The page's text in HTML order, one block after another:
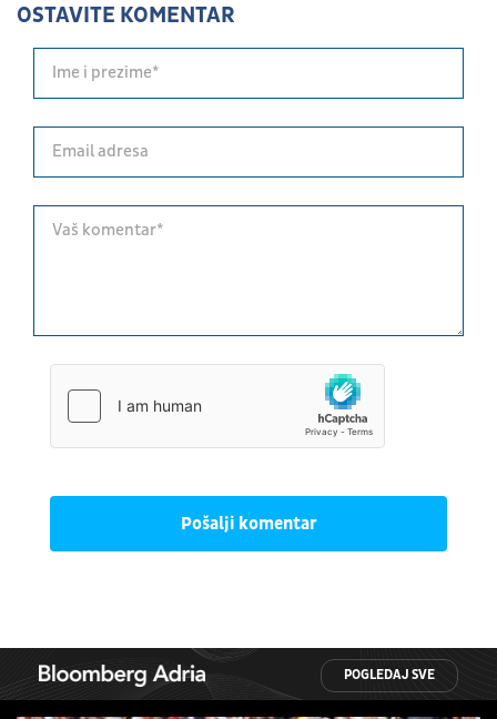
OSTAVITE KOMENTAR
Pošalji komentar
POGLEDAJ SVE